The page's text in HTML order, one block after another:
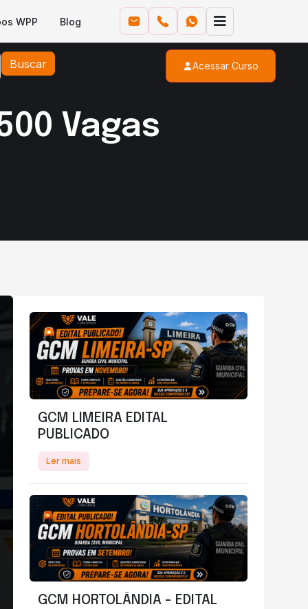
WPP Blog
Buscar Acessar Curso
Vagas
GCM LIMEIRA EDITAL
PUBLICADO
Ler mais
GCM HORTOLÂNDIA - EDITAL